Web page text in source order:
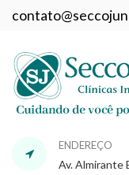
ENDEREÇO
Av. Almirante